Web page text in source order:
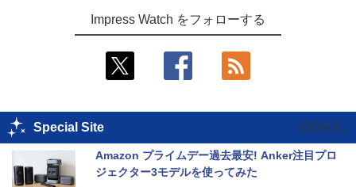
Impress Watch をフォローする
Special Site
Amazon プライムデー過去最安! Anker注目プロ
ジェクター3モデルを使ってみた